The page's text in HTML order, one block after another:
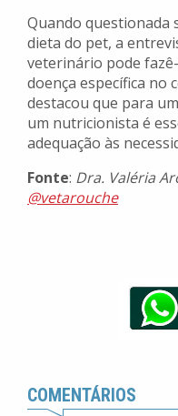
Quando questionada
dieta do pet, a
veterinário pode
doença específica no
destacou que para
um nutricionista é
adequação às
Fonte: Dra. Valéria
@vetarouche
COMENTÁRIOS